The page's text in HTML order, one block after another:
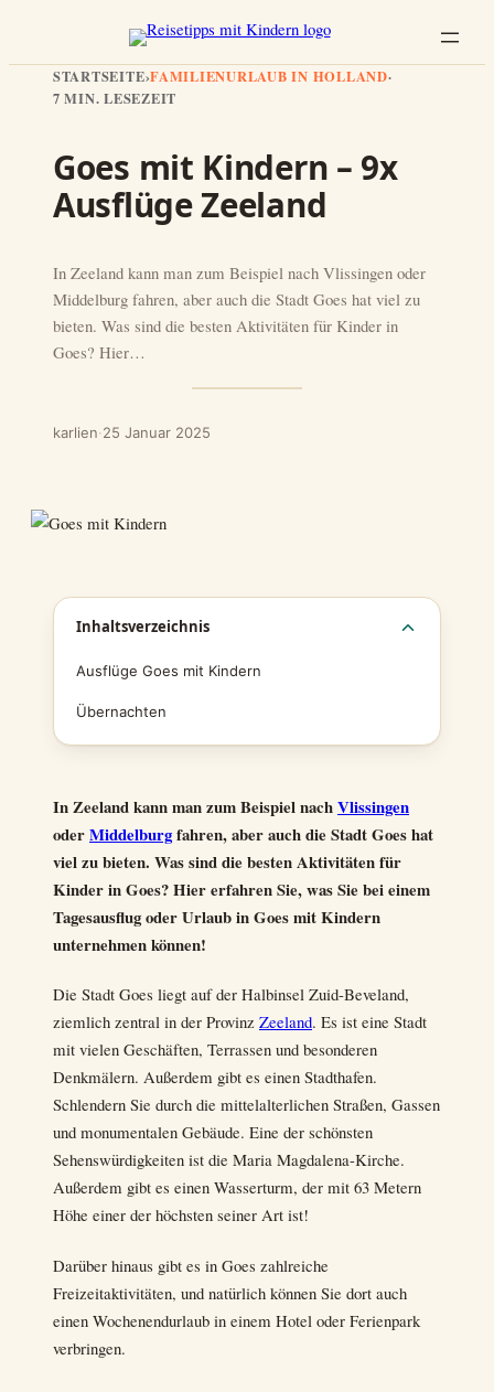
STARTSEITE›FAMILIENURLAUB IN HOLLAND·
7 MIN. LESEZEIT
Goes mit Kindern – 9x
Ausflüge Zeeland
In Zeeland kann man zum Beispiel nach Vlissingen oder
Middelburg fahren, aber auch die Stadt Goes hat viel zu
bieten. Was sind die besten Aktivitäten für Kinder in
Goes? Hier…
karlien·25 Januar 2025
Inhaltsverzeichnis
Ausflüge Goes mit Kindern
Übernachten
In Zeeland kann man zum Beispiel nachVlissingen
oderMiddelburgfahren, aber auch die Stadt Goes hat
viel zu bieten. Was sind die besten Aktivitäten für
Kinder in Goes?Hier erfahren Sie, was Sie bei einem
Tagesausflug oder Urlaub in Goes mit Kindern
unternehmen können!
Die Stadt Goes liegt auf der Halbinsel Zuid-Beveland,
ziemlich zentral in der Provinz Zeeland. Es ist eine Stadt
mit vielen Geschäften, Terrassen und besonderen
Denkmälern. Außerdem gibt es einen Stadthafen.
Schlendern Sie durch die mittelalterlichen Straßen, Gassen
und monumentalen Gebäude. Eine der schönsten
Sehenswürdigkeiten ist die Maria Magdalena-Kirche.
Außerdem gibt es einen Wasserturm, der mit 63 Metern
Höhe einer der höchsten seiner Art ist!
Darüber hinaus gibt es in Goes zahlreiche
Freizeitaktivitäten, und natürlich können Sie dort auch
einen Wochenendurlaub in einem Hotel oder Ferienpark
verbringen.